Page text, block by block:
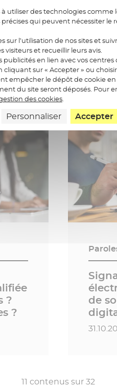
:
Date
?
?
de
Date
11 contenus sur 32
utiliser des technologies comme
qui peuvent nécessiter
sur l’utilisation de nos sites et
visiteurs et recueillir leurs avis.
en lien avec vos centres
sur « Accepter » ou
empêcher le dépôt de cookie
du site seront déposés. Pour
des cookies.
Personnaliser Accepter